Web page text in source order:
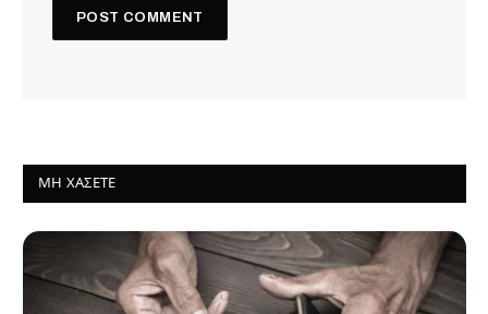
ΜΗ ΧΆΣΕΤΕ